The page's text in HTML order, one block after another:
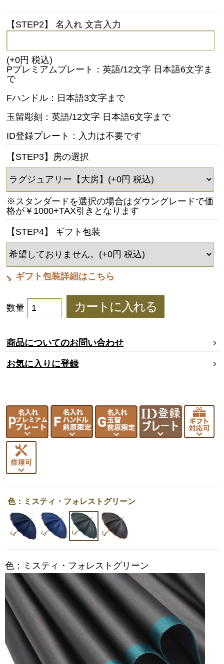
【STEP2】 名入れ 文言入力
(+0円 税込)
Pプレミアムプレート：英語/12文字 日本語6文字ま
で
Fハンドル：日本語3文字まで
玉留彫刻：英語/12文字 日本語6文字まで
ID登録プレート：入力は不要です
【STEP3】房の選択
※スタンダードを選択の場合はダウングレードで価
格が￥1000+TAX引きとなります
【STEP4】 ギフト包装
ギフト包装詳細はこちら
数量
商品についてのお問い合わせ
お気に入りに登録
色：ミスティ・フォレストグリーン
色：ミスティ・フォレストグリーン